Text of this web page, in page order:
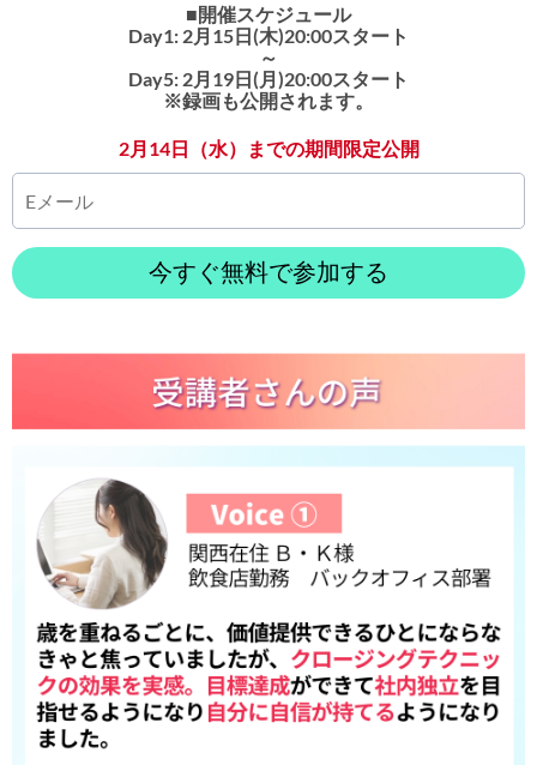
■開催スケジュール
Day1: 2月15日(木)20:00スタート
～
Day5: 2月19日(月)20:00スタート
※録画も公開されます。
2月14日（水）までの期間限定公開
今すぐ無料で参加する